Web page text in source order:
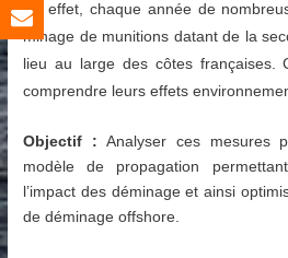
En effet, chaque année de
minage de munitions datant de la
lieu au large des côtes françaises.
comprendre leurs effets
Objectif : Analyser ces mesures
modèle de propagation
l’impact des déminage et ainsi
de déminage offshore.